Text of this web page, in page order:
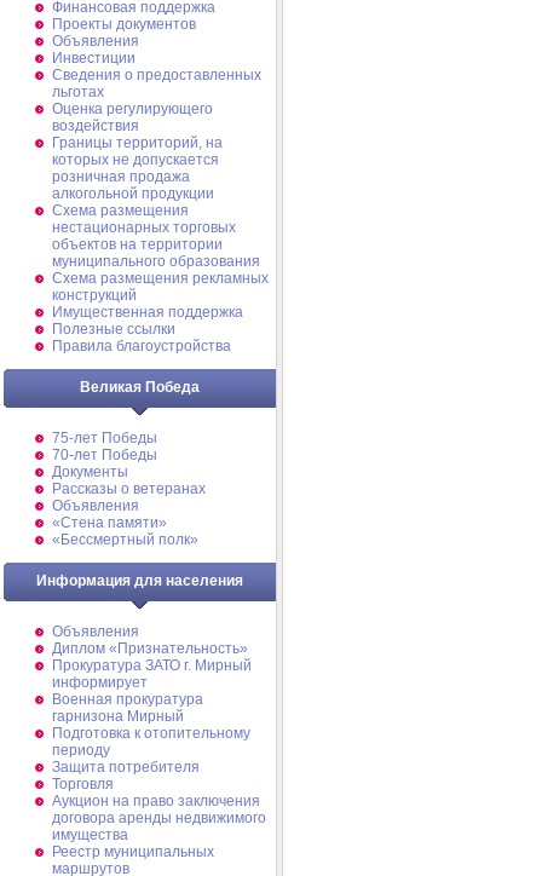
Финансовая поддержка
Проекты документов
Объявления
Инвестиции
Сведения о предоставленных
льготах
Оценка регулирующего
воздействия
Границы территорий, на
которых не допускается
розничная продажа
алкогольной продукции
Схема размещения
нестационарных торговых
объектов на территории
муниципального образования
Схема размещения рекламных
конструкций
Имущественная поддержка
Полезные ссылки
Правила благоустройства
Великая Победа
75-лет Победы
70-лет Победы
Документы
Рассказы о ветеранах
Объявления
«Стена памяти»
«Бессмертный полк»
Информация для населения
Объявления
Диплом «Признательность»
Прокуратура ЗАТО г. Мирный
информирует
Военная прокуратура
гарнизона Мирный
Подготовка к отопительному
периоду
Защита потребителя
Торговля
Аукцион на право заключения
договора аренды недвижимого
имущества
Реестр муниципальных
маршрутов